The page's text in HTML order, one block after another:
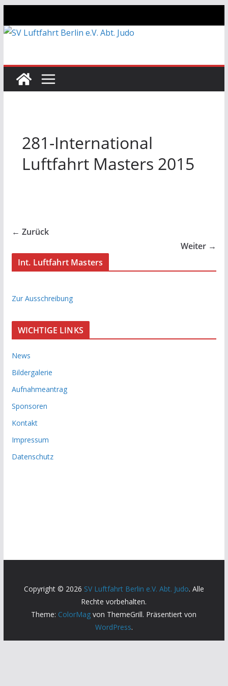
Inhalt
281-International
Luftfahrt Masters 2015
← Zurück
Weiter →
Int. Luftfahrt Masters
Zur Ausschreibung
WICHTIGE LINKS
News
Bildergalerie
Aufnahmeantrag
Sponsoren
Kontakt
Impressum
Datenschutz
Copyright © 2026 SV Luftfahrt Berlin e.V. Abt. Judo. Alle
Rechte vorbehalten.
Theme: ColorMag von ThemeGrill. Präsentiert von
WordPress.